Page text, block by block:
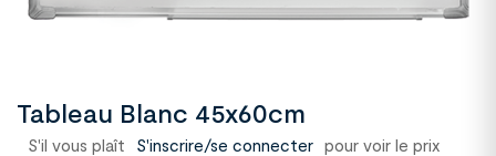
Tableau Blanc 45x60cm
S'il vous plaît S'inscrire/se connecter pour voir le prix